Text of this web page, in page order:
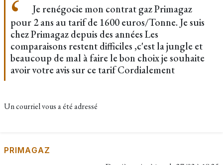
Je renégocie mon contrat gaz Primagaz
pour 2 ans au tarif de 1600 euros/Tonne. Je suis
chez Primagaz depuis des années Les
comparaisons restent difficiles ,c'est la jungle et
beaucoup de mal à faire le bon choix je souhaite
avoir votre avis sur ce tarif Cordialement
Un courriel vous a été adressé
PRIMAGAZ